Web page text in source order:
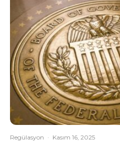
Regülasyon · Kasım 16, 2025